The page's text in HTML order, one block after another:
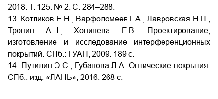
2018. Т. 125. № 2. С. 284–288.
13. Котликов Е.Н., Варфоломеев Г.А., Лавровская Н.П.,
Тропин А.Н., Хонинева Е.В. Проектирование,
изготовление и исследование интерференционных
покрытий. СПб.: ГУАП, 2009. 189 с.
14. Путилин Э.С., Губанова Л.А. Оптические покрытия.
СПб.: изд. «ЛАНЬ», 2016. 268 c.